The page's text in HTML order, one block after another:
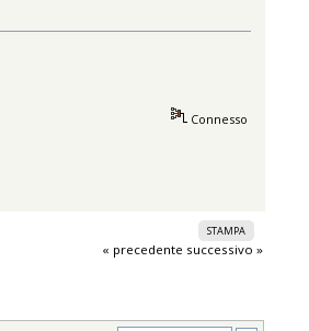
Connesso
STAMPA
« precedente successivo »